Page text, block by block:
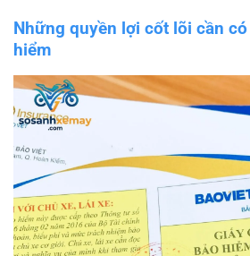
Những quyền lợi cốt lõi cần
hiểm